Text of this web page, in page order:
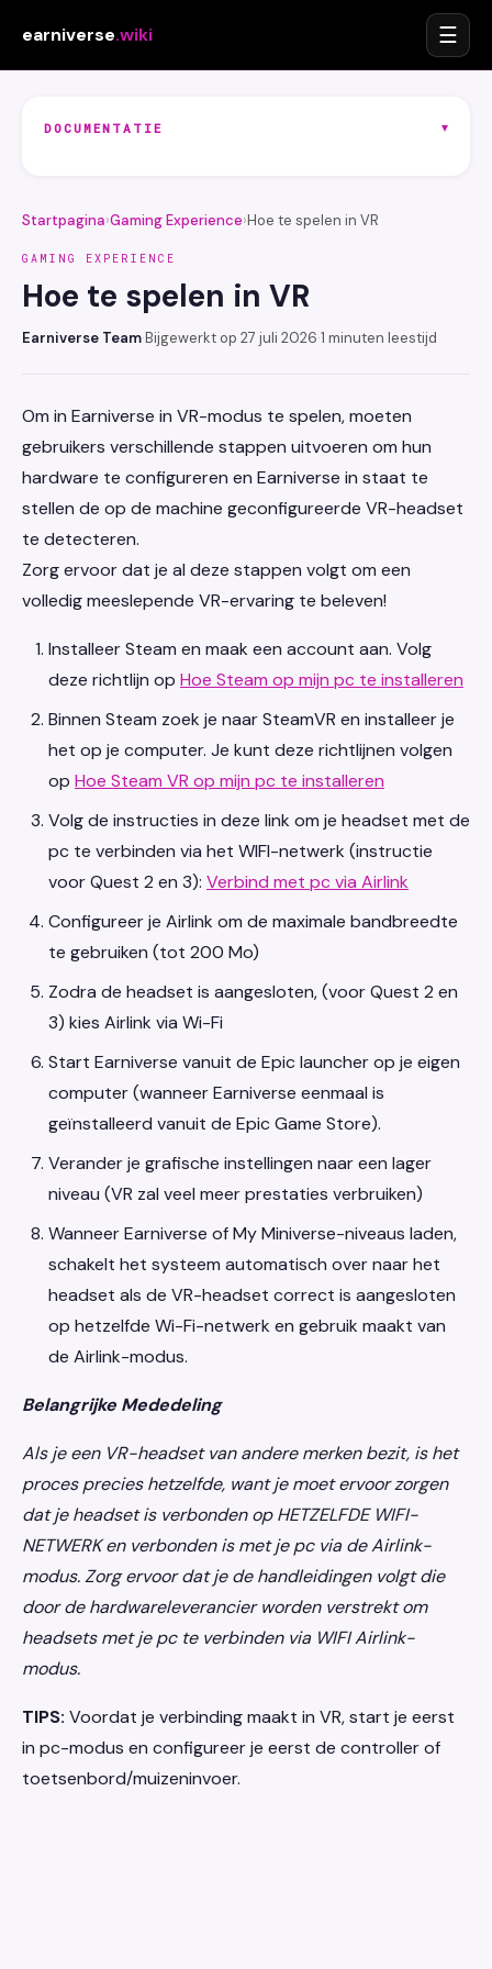
earniverse.wiki ☰
DOCUMENTATIE ▾
Startpagina›Gaming Experience›Hoe te spelen in VR
GAMING EXPERIENCE
Hoe te spelen in VR
Earniverse Team·Bijgewerkt op 27 juli 2026·1 minuten leestijd
Om in Earniverse in VR-modus te spelen, moeten
gebruikers verschillende stappen uitvoeren om hun
hardware te configureren en Earniverse in staat te
stellen de op de machine geconfigureerde VR-headset
te detecteren.
Zorg ervoor dat je al deze stappen volgt om een
volledig meeslepende VR-ervaring te beleven!
Installeer Steam en maak een account aan. Volg
deze richtlijn op Hoe Steam op mijn pc te installeren
Binnen Steam zoek je naar SteamVR en installeer je
het op je computer. Je kunt deze richtlijnen volgen
op Hoe Steam VR op mijn pc te installeren
Volg de instructies in deze link om je headset met de
pc te verbinden via het WIFI-netwerk (instructie
voor Quest 2 en 3): Verbind met pc via Airlink
Configureer je Airlink om de maximale bandbreedte
te gebruiken (tot 200 Mo)
Zodra de headset is aangesloten, (voor Quest 2 en
3) kies Airlink via Wi-Fi
Start Earniverse vanuit de Epic launcher op je eigen
computer (wanneer Earniverse eenmaal is
geïnstalleerd vanuit de Epic Game Store).
Verander je grafische instellingen naar een lager
niveau (VR zal veel meer prestaties verbruiken)
Wanneer Earniverse of My Miniverse-niveaus laden,
schakelt het systeem automatisch over naar het
headset als de VR-headset correct is aangesloten
op hetzelfde Wi-Fi-netwerk en gebruik maakt van
de Airlink-modus.
Belangrijke Mededeling
Als je een VR-headset van andere merken bezit, is het
proces precies hetzelfde, want je moet ervoor zorgen
dat je headset is verbonden op HETZELFDE WIFI-
NETWERK en verbonden is met je pc via de Airlink-
modus. Zorg ervoor dat je de handleidingen volgt die
door de hardwareleverancier worden verstrekt om
headsets met je pc te verbinden via WIFI Airlink-
modus.
TIPS: Voordat je verbinding maakt in VR, start je eerst
in pc-modus en configureer je eerst de controller of
toetsenbord/muizeninvoer.